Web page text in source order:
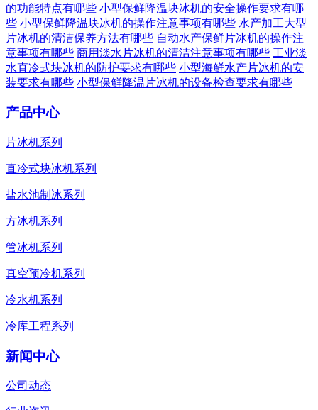
的功能特点有哪些 小型保鲜降温块冰机的安全操作要求有哪
些 小型保鲜降温块冰机的操作注意事项有哪些 水产加工大型
片冰机的清洁保养方法有哪些 自动水产保鲜片冰机的操作注
意事项有哪些 商用淡水片冰机的清洁注意事项有哪些 工业淡
水直冷式块冰机的防护要求有哪些 小型海鲜水产片冰机的安
装要求有哪些 小型保鲜降温片冰机的设备检查要求有哪些
产品中心
片冰机系列
直冷式块冰机系列
盐水池制冰系列
方冰机系列
管冰机系列
真空预冷机系列
冷水机系列
冷库工程系列
新闻中心
公司动态